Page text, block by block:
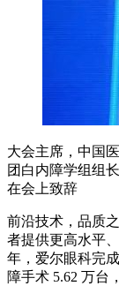
大会主席，中国
团白内障学组组
在会上致辞
前沿技术，品质
者提供更高水平
年，爱尔眼科完
障手术 5.62 万台